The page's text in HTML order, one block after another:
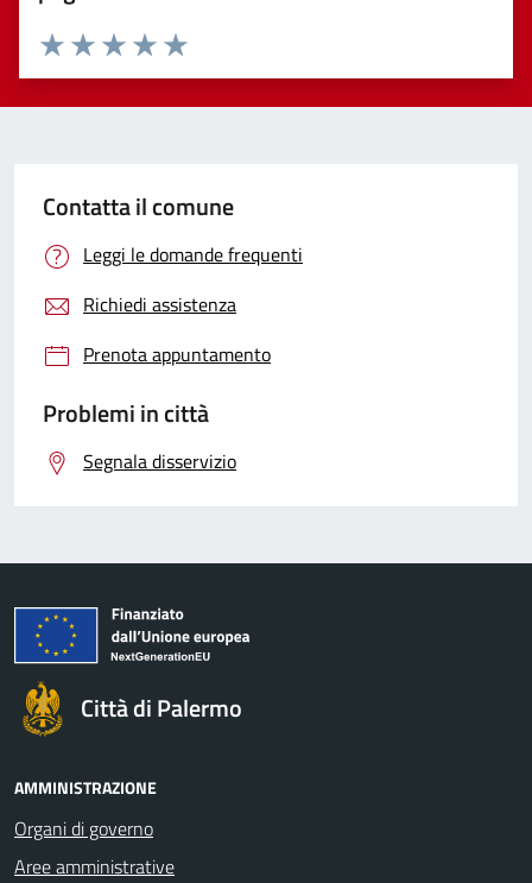
Valuta 5 stelle su 5
Valuta 4 stelle su 5
Valuta 3 stelle su 5
Valuta 2 stelle su 5
Valuta 1 stelle su 5
Contatta il comune
Leggi le domande frequenti
Richiedi assistenza
Prenota appuntamento
Problemi in città
Segnala disservizio
Città di Palermo
AMMINISTRAZIONE
Organi di governo
Aree amministrative